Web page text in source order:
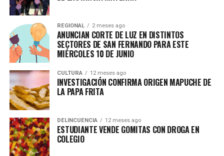
REGIONAL 2 meses ago
ANUNCIAN CORTE DE LUZ EN DISTINTOS
SECTORES DE SAN FERNANDO PARA ESTE
MIÉRCOLES 10 DE JUNIO
CULTURA 12 meses ago
INVESTIGACIÓN CONFIRMA ORIGEN MAPUCHE DE
LA PAPA FRITA
DELINCUENCIA 12 meses ago
ESTUDIANTE VENDE GOMITAS CON DROGA EN
COLEGIO